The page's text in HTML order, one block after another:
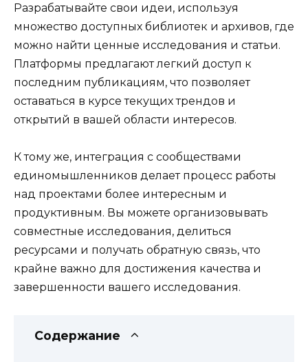
Разрабатывайте свои идеи, используя
множество доступных библиотек и архивов, где
можно найти ценные исследования и статьи.
Платформы предлагают легкий доступ к
последним публикациям, что позволяет
оставаться в курсе текущих трендов и
открытий в вашей области интересов.
К тому же, интеграция с сообществами
единомышленников делает процесс работы
над проектами более интересным и
продуктивным. Вы можете организовывать
совместные исследования, делиться
ресурсами и получать обратную связь, что
крайне важно для достижения качества и
завершенности вашего исследования.
Содержание